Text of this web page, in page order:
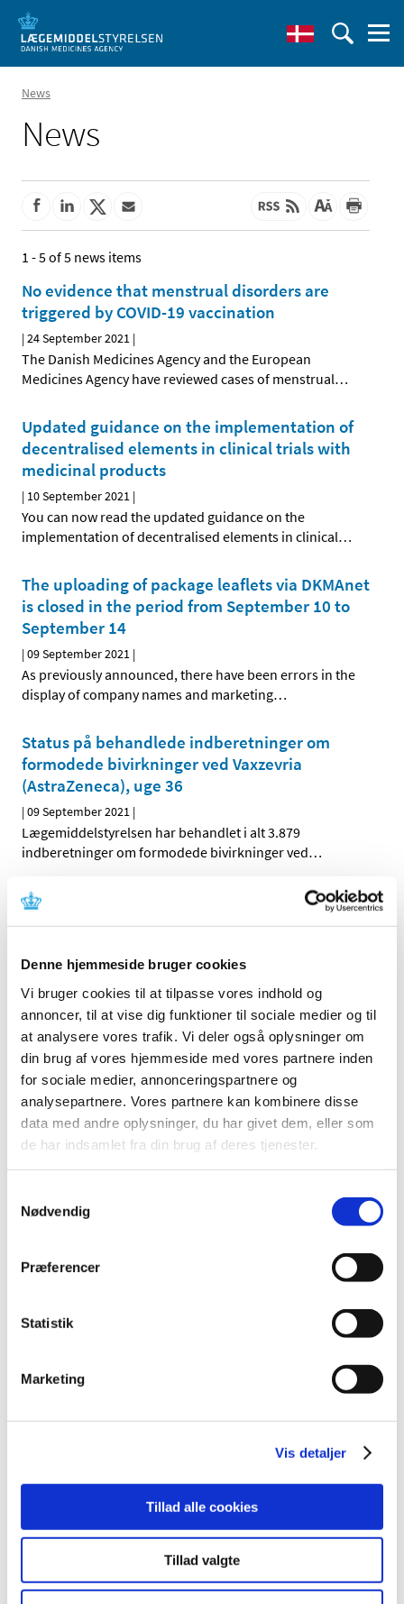
Denne hjemmeside bruger cookies
Vi bruger cookies til at tilpasse vores indhold og
annoncer, til at vise dig funktioner til sociale medier og til
at analysere vores trafik. Vi deler også oplysninger om
din brug af vores hjemmeside med vores partnere inden
for sociale medier, annonceringspartnere og
analysepartnere. Vores partnere kan kombinere disse
data med andre oplysninger, du har givet dem, eller som
de har indsamlet fra din brug af deres tjenester.
Nødvendig
Præferencer
Statistik
Marketing
Vis detaljer
Tillad alle cookies
Tillad valgte
News
News
1 - 5 of 5 news items
No evidence that menstrual disorders are
triggered by COVID-19 vaccination
|24 September 2021 |
The Danish Medicines Agency and the European
Medicines Agency have reviewed cases of menstrual…
Updated guidance on the implementation of
decentralised elements in clinical trials with
medicinal products
| 10 September 2021 |
You can now read the updated guidance on the
implementation of decentralised elements in clinical…
The uploading of package leaflets via DKMAnet
is closed in the period from September 10 to
September 14
|09 September 2021 |
As previously announced, there have been errors in the
display of company names and marketing…
Status på behandlede indberetninger om
formodede bivirkninger ved Vaxzevria
(AstraZeneca), uge 36
|09 September 2021 |
Lægemiddelstyrelsen har behandlet i alt 3.879
indberetninger om formodede bivirkninger ved…
Endnu et fnatmiddel er kommet på markedet i
Danmark
All items (464)
TIME
2026 (15)
2025 (23)
2024 (26)
2023 (24)
2022 (20)
December (6)
September (5)
April (4)
2018 (37)
2016 (43)